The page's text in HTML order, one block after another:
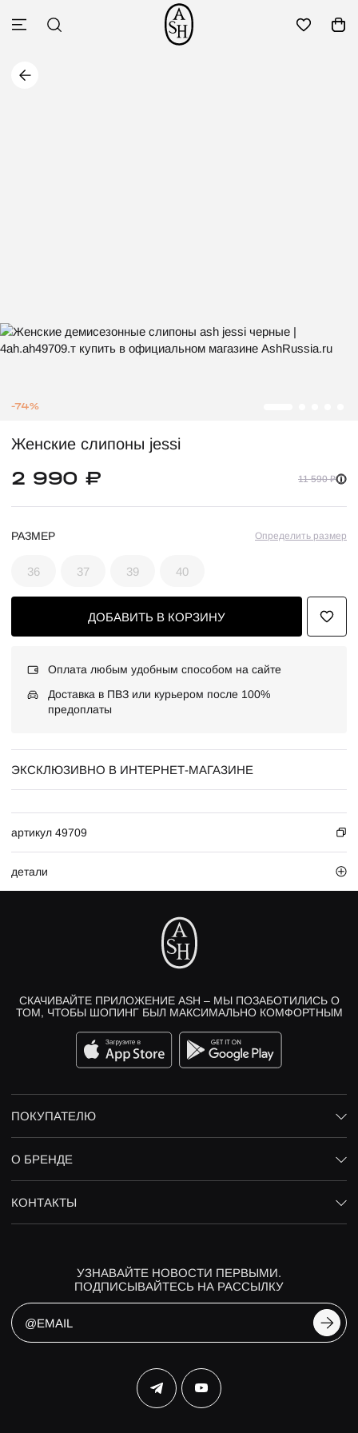
-74%
Женские слипоны jessi
2 990 ₽ 11 590 ₽
РАЗМЕР Определить размер
36 37 39 40
ДОБАВИТЬ В КОРЗИНУ
Оплата любым удобным способом на сайте
Доставка в ПВЗ или курьером после 100%
предоплаты
ЭКСКЛЮЗИВНО В ИНТЕРНЕТ-МАГАЗИНЕ
артикул 49709
детали
СКАЧИВАЙТЕ ПРИЛОЖЕНИЕ ASH – МЫ ПОЗАБОТИЛИСЬ О
ТОМ, ЧТОБЫ ШОПИНГ БЫЛ МАКСИМАЛЬНО КОМФОРТНЫМ
ПОКУПАТЕЛЮ
О БРЕНДЕ
КОНТАКТЫ
УЗНАВАЙТЕ НОВОСТИ ПЕРВЫМИ.
ПОДПИСЫВАЙТЕСЬ НА РАССЫЛКУ